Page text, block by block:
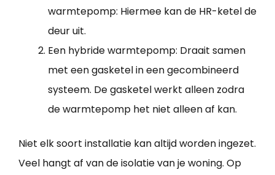
warmtepomp: Hiermee kan de HR-ketel de
deur uit.
Een hybride warmtepomp: Draait samen
met een gasketel in een gecombineerd
systeem. De gasketel werkt alleen zodra
de warmtepomp het niet alleen af kan.
Niet elk soort installatie kan altijd worden ingezet.
Veel hangt af van de isolatie van je woning. Op